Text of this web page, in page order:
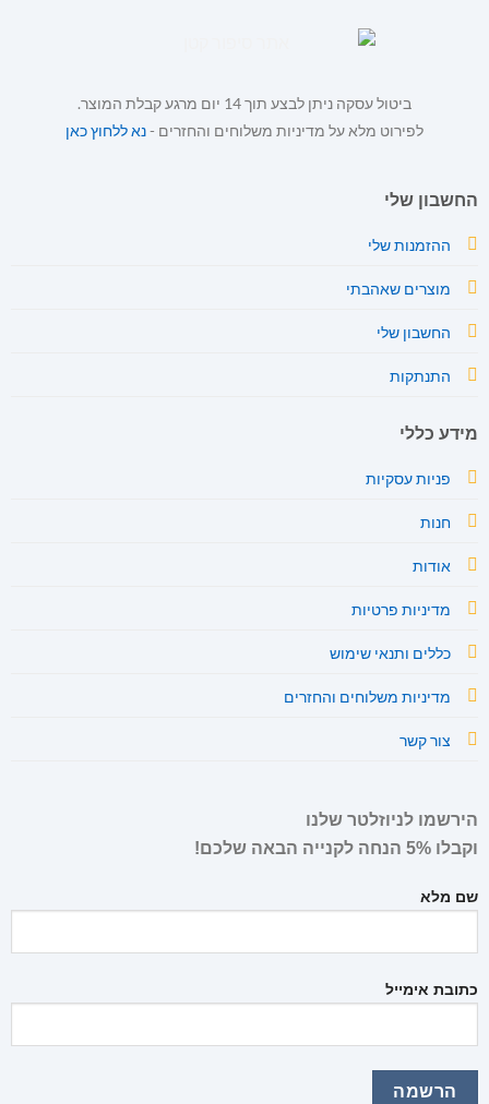
ביטול עסקה ניתן לבצע תוך 14 יום מרגע קבלת המוצר.
לפירוט מלא על מדיניות משלוחים והחזרים -נא ללחוץ כאן
החשבון שלי
ההזמנות שלי
מוצרים שאהבתי
החשבון שלי
התנתקות
מידע כללי
פניות עסקיות
חנות
אודות
מדיניות פרטיות
כללים ותנאי שימוש
מדיניות משלוחים והחזרים
צור קשר
הירשמו לניוזלטר שלנו
וקבלו 5% הנחה לקנייה הבאה שלכם!
שם מלא
כתובת אימייל